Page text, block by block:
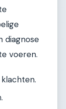
diagnose
voeren.